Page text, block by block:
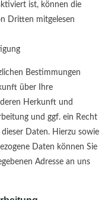
ist, können die
Dritten mitgelesen
Bestimmungen
über Ihre
Herkunft und
und ggf. ein Recht
Daten. Hierzu sowie
Daten können Sie
Adresse an uns